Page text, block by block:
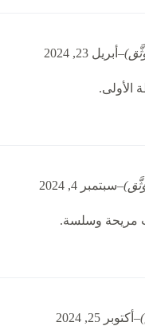
– أبريل 23, 2024
الأولى.
–سبتمبر 4, 2024
مريحة وسلسة.
– أكتوبر 25, 2024